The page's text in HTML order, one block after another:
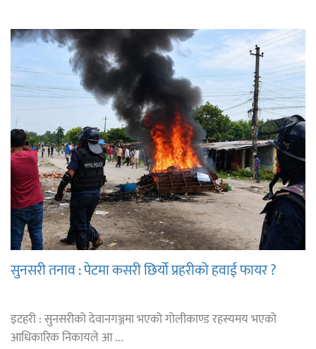
सुनसरी तनाव : पेटमा कसरी छिर्यो प्रहरीको हवाई फायर ?
इटहरी : सुनसरीको देवानगञ्जमा भएको गोलीकाण्ड रहस्यमय भएको
आधिकारिक निकायले आ ...